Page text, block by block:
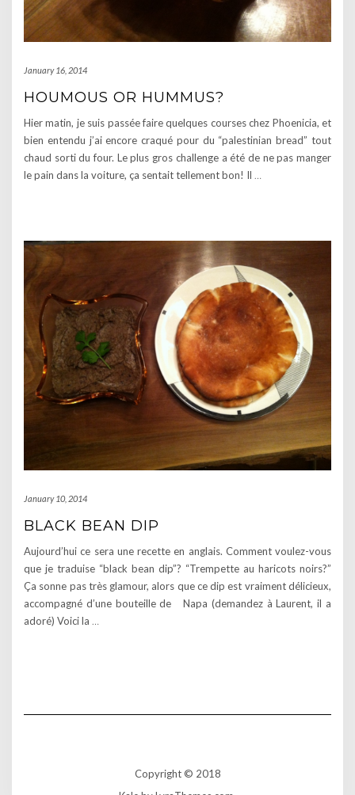
January 16, 2014
HOUMOUS OR HUMMUS?
Hier matin, je suis passée faire quelques courses chez Phoenicia, et
bien entendu j’ai encore craqué pour du “palestinian bread” tout
chaud sorti du four. Le plus gros challenge a été de ne pas manger
le pain dans la voiture, ça sentait tellement bon! Il …
January 10, 2014
BLACK BEAN DIP
Aujourd’hui ce sera une recette en anglais. Comment voulez-vous
que je traduise “black bean dip”? “Trempette au haricots noirs?”
Ça sonne pas très glamour, alors que ce dip est vraiment délicieux,
accompagné d’une bouteille de Napa (demandez à Laurent, il a
adoré) Voici la …
Copyright © 2018